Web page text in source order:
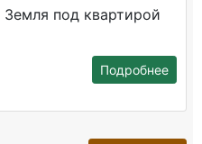
под квартирой
Подробнее